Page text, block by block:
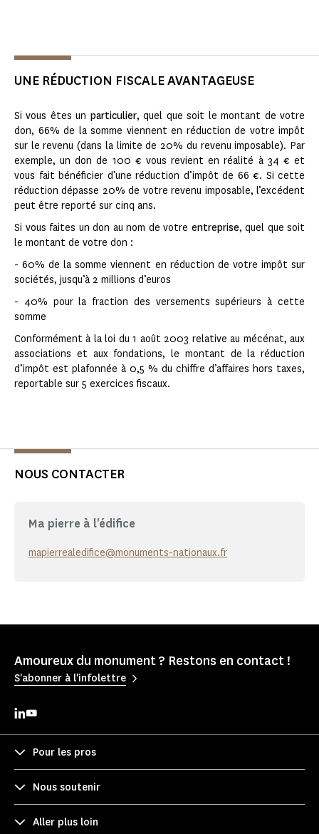
UNE RÉDUCTION FISCALE AVANTAGEUSE
Si vous êtes un particulier, quel que soit le montant de votre
don, 66% de la somme viennent en réduction de votre impôt
sur le revenu (dans la limite de 20% du revenu imposable). Par
exemple, un don de 100 € vous revient en réalité à 34 € et
vous fait bénéficier d’une réduction d’impôt de 66 €. Si cette
réduction dépasse 20% de votre revenu imposable, l’excédent
peut être reporté sur cinq ans.
Si vous faites un don au nom de votre entreprise, quel que soit
le montant de votre don :
- 60% de la somme viennent en réduction de votre impôt sur
sociétés, jusqu’à 2 millions d’euros
- 40% pour la fraction des versements supérieurs à cette
somme
Conformément à la loi du 1 août 2003 relative au mécénat, aux
associations et aux fondations, le montant de la réduction
d’impôt est plafonnée à 0,5 % du chiffre d’affaires hors taxes,
reportable sur 5 exercices fiscaux.
NOUS CONTACTER
Ma pierre à l'édifice
mapierrealedifice@monuments-nationaux.fr
Amoureux du monument ? Restons en contact !
S'abonner à l'infolettre
Pour les pros
Nous soutenir
Aller plus loin